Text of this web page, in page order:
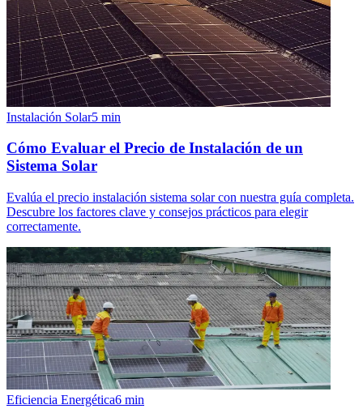
Instalación Solar5 min
Cómo Evaluar el Precio de Instalación de un
Sistema Solar
Evalúa el precio instalación sistema solar con nuestra guía completa.
Descubre los factores clave y consejos prácticos para elegir
correctamente.
Eficiencia Energética6 min